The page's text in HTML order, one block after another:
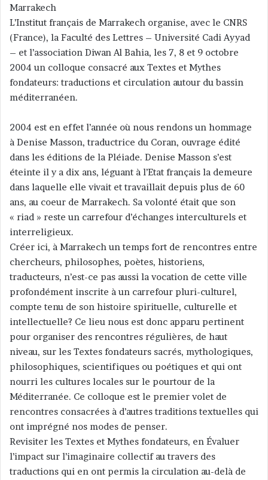
y
e
r
u
n
c
u
i
Marrakech
L’Institut français de Marrakech organise, avec le CNRS
(France), la Faculté des Lettres – Université Cadi Ayyad
– et l’association Diwan Al Bahia, les 7, 8 et 9 octobre
2004 un colloque consacré aux Textes et Mythes
fondateurs: traductions et circulation autour du bassin
méditerranéen.
2004 est en effet l’année où nous rendons un hommage
à Denise Masson, traductrice du Coran, ouvrage édité
dans les éditions de la Pléiade. Denise Masson s’est
éteinte il y a dix ans, léguant à l’Etat français la demeure
dans laquelle elle vivait et travaillait depuis plus de 60
ans, au coeur de Marrakech. Sa volonté était que son
« riad » reste un carrefour d’échanges interculturels et
interreligieux.
Créer ici, à Marrakech un temps fort de rencontres entre
chercheurs, philosophes, poètes, historiens,
traducteurs, n’est-ce pas aussi la vocation de cette ville
profondément inscrite à un carrefour pluri-culturel,
compte tenu de son histoire spirituelle, culturelle et
intellectuelle? Ce lieu nous est donc apparu pertinent
pour organiser des rencontres régulières, de haut
niveau, sur les Textes fondateurs sacrés, mythologiques,
philosophiques, scientifiques ou poétiques et qui ont
nourri les cultures locales sur le pourtour de la
Méditerranée. Ce colloque est le premier volet de
rencontres consacrées à d’autres traditions textuelles qui
ont imprégné nos modes de penser.
Revisiter les Textes et Mythes fondateurs, en Évaluer
l’impact sur l’imaginaire collectif au travers des
traductions qui en ont permis la circulation au-delà de